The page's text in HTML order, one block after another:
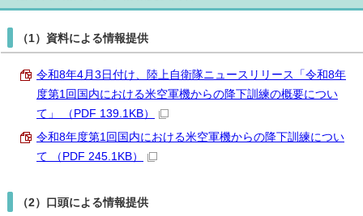
（1）資料による情報提供
令和8年4月3日付け、陸上自衛隊ニュースリリース「令和8年
度第1回国内における米空軍機からの降下訓練の概要につい
て」 （PDF 139.1KB）
令和8年度第1回国内における米空軍機からの降下訓練につい
て （PDF 245.1KB）
（2）口頭による情報提供